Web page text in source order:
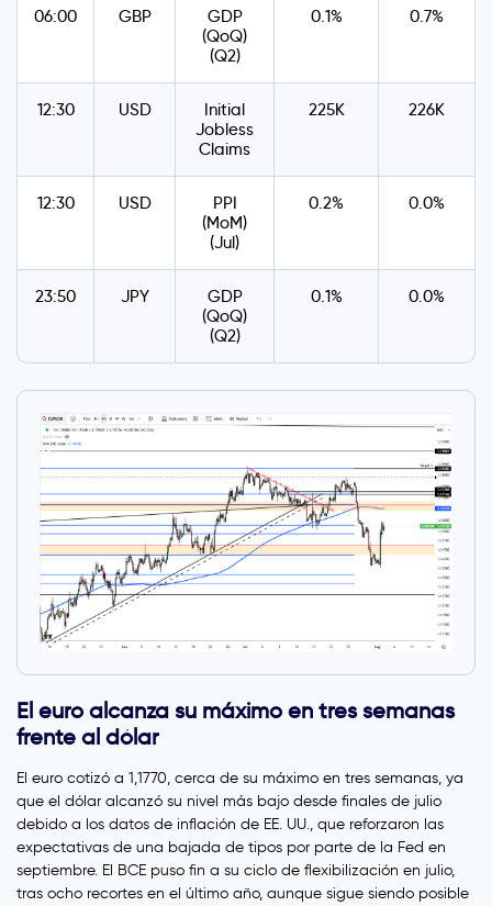
06:00 GBP
GDP
(QoQ)
(Q2)
0.1% 0.7%
12:30 USD
Initial
Jobless
Claims
225K 226K
12:30 USD
PPI
(MoM)
(Jul)
0.2% 0.0%
23:50 JPY
GDP
(QoQ)
(Q2)
0.1% 0.0%
El euro alcanza su máximo en tres semanas
frente al dólar
El euro cotizó a 1,1770, cerca de su máximo en tres semanas, ya
que el dólar alcanzó su nivel más bajo desde finales de julio
debido a los datos de inflación de EE. UU., que reforzaron las
expectativas de una bajada de tipos por parte de la Fed en
septiembre. El BCE puso fin a su ciclo de flexibilización en julio,
tras ocho recortes en el último año, aunque sigue siendo posible